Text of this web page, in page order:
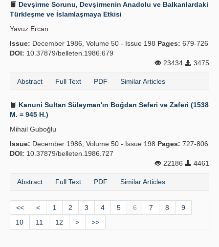
Devşirme Sorunu, Devşirmenin Anadolu ve Balkanlardaki
Türkleşme ve İslamlaşmaya Etkisi
Yavuz Ercan
Issue: December 1986, Volume 50 - Issue 198 Pages: 679-726
DOI: 10.37879/belleten.1986.679
23434
3475
Abstract Full Text PDF Similar Articles
Kanuni Sultan Süleyman'ın Boğdan Seferi ve Zaferi (1538
M. = 945 H.)
Mihail Guboğlu
Issue: December 1986, Volume 50 - Issue 198 Pages: 727-806
DOI: 10.37879/belleten.1986.727
22186
4461
Abstract Full Text PDF Similar Articles
<< < 1 2 3 4 5 6 7 8
9
10
11 12 > >>